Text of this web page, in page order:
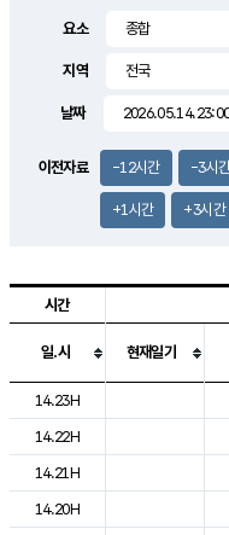
3.2
요소
지역
날짜
이전자료 -12시간 -3시
+1시간 +3시간
도시별 기상실황표로 지점,
시간
일.시 현재일기
14.23H
14.22H
14.21H
14.20H